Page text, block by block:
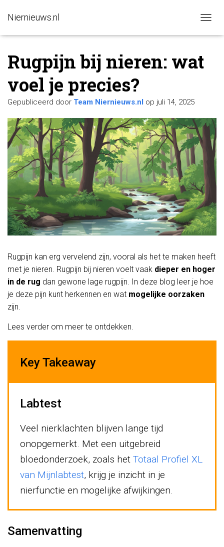
Niernieuws.nl
A
I
Rugpijn bij nieren: wat
voel je precies?
Gepubliceerd door Team Niernieuws.nl op juli 14, 2025
Rugpijn kan erg vervelend zijn, vooral als het te maken heeft
met je nieren. Rugpijn bij nieren voelt vaak dieper en hoger
in de rug dan gewone lage rugpijn. In deze blog leer je hoe
je deze pijn kunt herkennen en wat mogelijke oorzaken
zijn.
Lees verder om meer te ontdekken.
Key Takeaway
Labtest
Veel nierklachten blijven lange tijd
onopgemerkt. Met een uitgebreid
bloedonderzoek, zoals het Totaal Profiel XL
van Mijnlabtest, krijg je inzicht in je
nierfunctie en mogelijke afwijkingen.
Samenvatting